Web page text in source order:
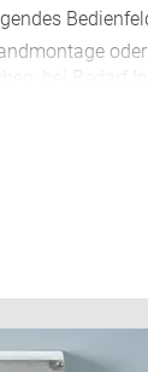
bei Bedarf
Set zum
Zugriff
und